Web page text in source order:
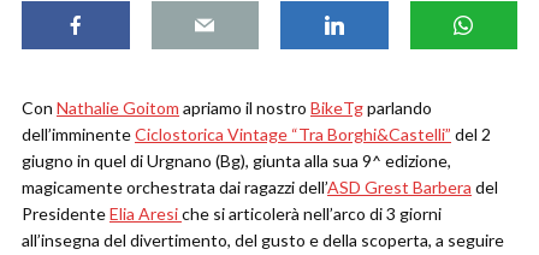
Con Nathalie Goitom apriamo il nostro BikeTgparlando
dell’imminenteCiclostorica Vintage “Tra Borghi&Castelli” del 2
giugno in quel di Urgnano (Bg), giunta alla sua 9^ edizione,
magicamente orchestrata dai ragazzi dell’ASD Grest Barbera del
PresidenteElia Aresiche si articolerà nell’arco di 3 giorni
all’insegna del divertimento, del gusto e della scoperta, a seguire